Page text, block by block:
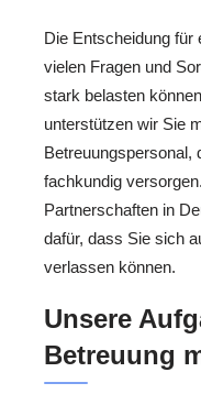
Die Entscheidung für
vielen Fragen und
stark belasten
unterstützen wir Sie
Betreuungspersonal,
fachkundig
Partnerschaften in
dafür, dass Sie sich
verlassen können.
Unsere
Betreuung